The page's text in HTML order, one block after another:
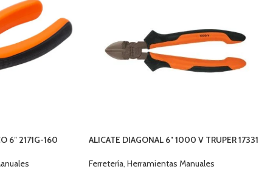
6″ 2171G-160 ALICATE DIAGONAL 6″ 1000 V TRUPER 17331
Ferretería Herramientas Manuales